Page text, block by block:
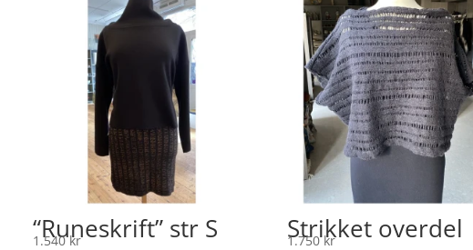
“Runeskrift” str S
1.540kr Strikket overdel
1.750kr